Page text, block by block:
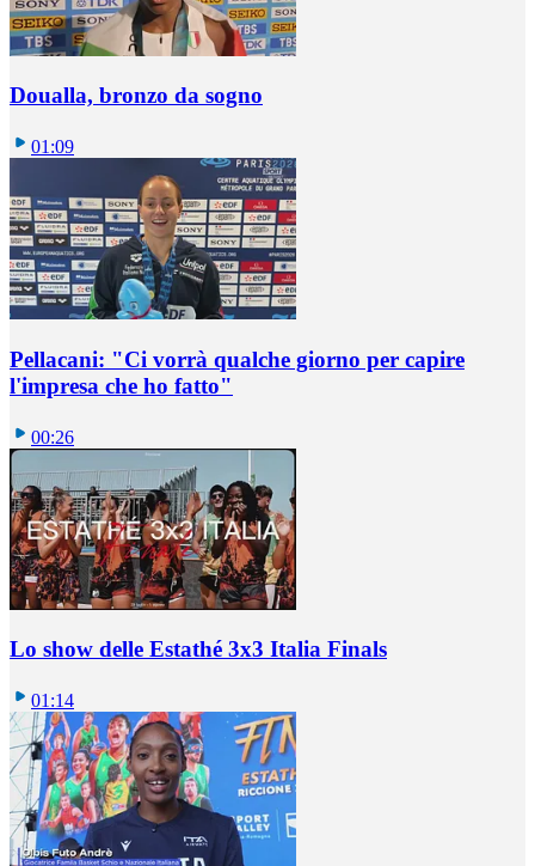
Doualla, bronzo da sogno
01:09
Pellacani: "Ci vorrà qualche giorno per capire
l'impresa che ho fatto"
00:26
Lo show delle Estathé 3x3 Italia Finals
01:14